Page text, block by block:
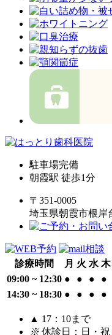
駐車場完備
朝霞駅 徒歩1分
〒351-0005
埼玉県朝霞市根岸
診療時間 月 火 水 木
09:00 ~ 12:30 ● ● ● ●
14:30 ~ 18:30 ● ● ● ●
▲ 17：10まで
※ 休診日：日・祝